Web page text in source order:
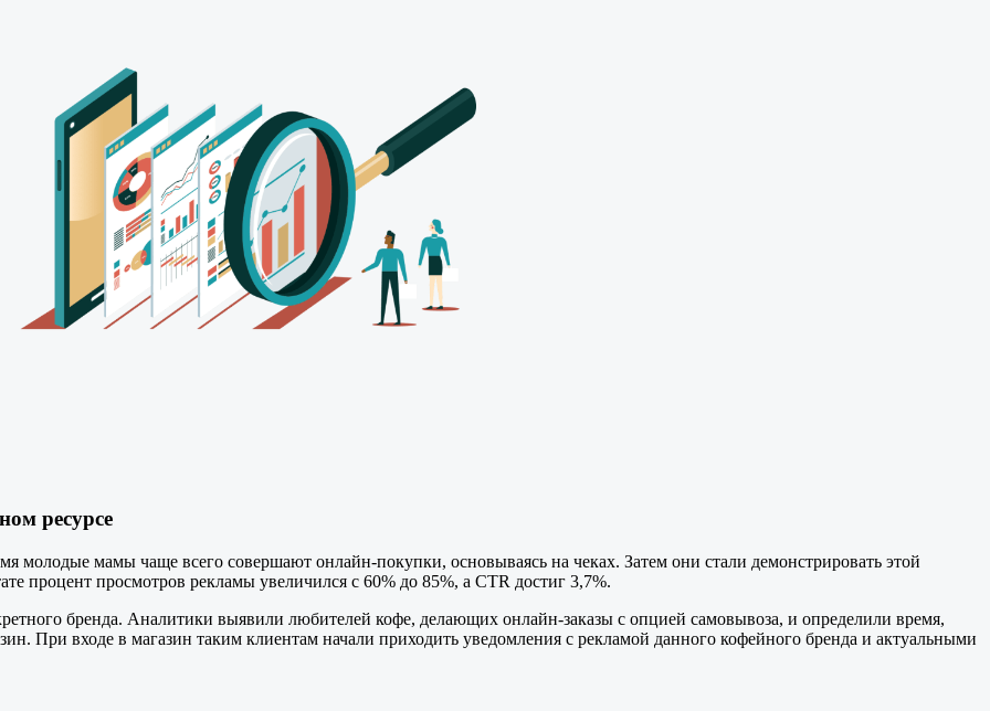
ресурсе
молодые мамы чаще всего совершают онлайн-покупки, основываясь на чеках. Затем они стали демонстрировать этой
процент просмотров рекламы увеличился с 60% до 85%, а CTR достиг 3,7%.
бренда. Аналитики выявили любителей кофе, делающих онлайн-заказы с опцией самовывоза, и определили время,
При входе в магазин таким клиентам начали приходить уведомления с рекламой данного кофейного бренда и актуальными